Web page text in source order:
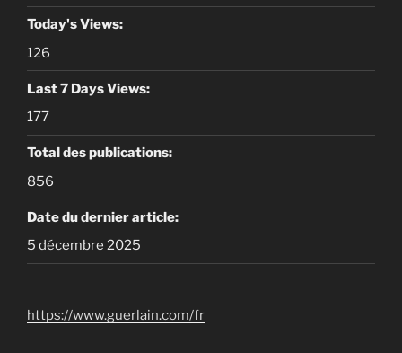
Today's Views:
126
Last 7 Days Views:
177
Total des publications:
856
Date du dernier article:
5 décembre 2025
https://www.guerlain.com/fr